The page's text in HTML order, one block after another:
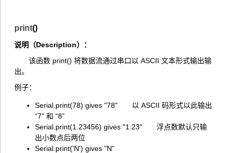
print()
说明（Description）：
该函数 print() 将数据流通过串口以 ASCII 文本形式输出输
出。
例子：
Serial.print(78) gives "78" 以 ASCII 码形式以此输出
“7” 和 “8”
Serial.print(1.23456) gives "1.23" 浮点数默认只输
出小数点后两位
Serial.print('N') gives "N"